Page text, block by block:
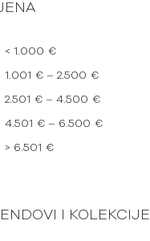
< 1.000 €
1.001 € – 2.500 €
2.501 € – 4.500 €
4.501 € – 6.500 €
> 6.501 €
I KOLEKCIJE